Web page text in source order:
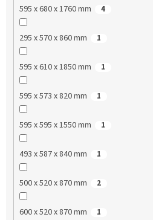
595 x 680 x 1760 mm 4
295 x 570 x 860 mm 1
595 x 610 x 1850 mm 1
595 x 573 x 820 mm 1
595 x 595 x 1550 mm 1
493 x 587 x 840 mm 1
500 x 520 x 870 mm 2
600 x 520 x 870 mm 1